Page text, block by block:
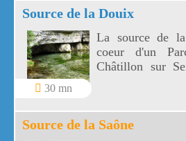
Source de la Douix
30 mn
La source de
coeur d'un
Châtillon sur
Douix est
exsurgences de
Source de la Saône